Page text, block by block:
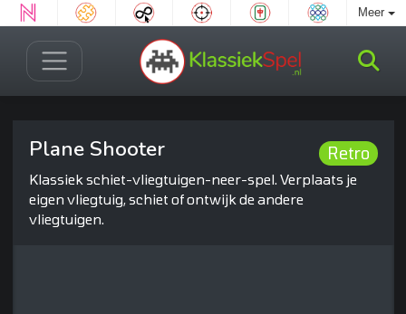
Meer
Retro
Plane Shooter
Klassiek schiet-vliegtuigen-neer-spel. Verplaats je
eigen vliegtuig, schiet of ontwijk de andere
vliegtuigen.